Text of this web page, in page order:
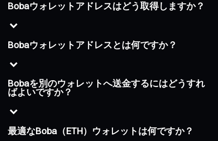
Bobaウォレットアドレスはどう取得しますか？
Bobaウォレットアドレスとは何ですか？
Bobaを別のウォレットへ送金するにはどうすれ
ばよいですか？
最適なBoba（ETH）ウォレットは何ですか？